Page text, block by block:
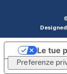
Informativa
Le tue